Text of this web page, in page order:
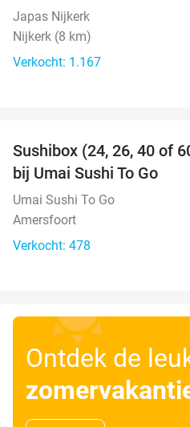
Japas Nijkerk
Nijkerk (8 km)
Verkocht: 1.167
Sushibox (24, 26, 40 of
bij Umai Sushi To Go
Umai Sushi To Go
Amersfoort
Verkocht: 478
Ontdek de